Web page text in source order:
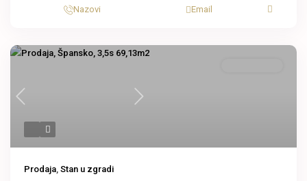
Nazovi Email
Previous Next
Prodaja, Stan u zgradi